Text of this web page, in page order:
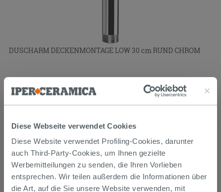
Diese Webseite verwendet Cookies
Diese Website verwendet Profiling-Cookies, darunter
auch Third-Party-Cookies, um Ihnen gezielte
Werbemitteilungen zu senden, die Ihren Vorlieben
entsprechen. Wir teilen außerdem die Informationen über
die Art, auf die Sie unsere Website verwenden, mit
DUSCHARM DECKENMONTAGE LOW 30 cm RUND CHROM
24,90 € /STK.